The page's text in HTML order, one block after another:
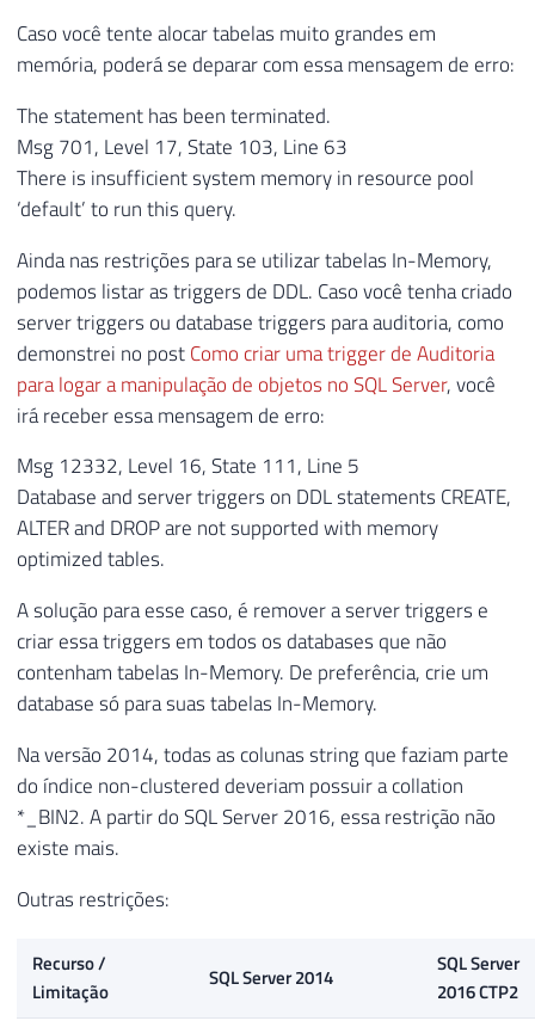
Caso você tente alocar tabelas muito grandes em
memória, poderá se deparar com essa mensagem de erro:
The statement has been terminated.
Msg 701, Level 17, State 103, Line 63
There is insufficient system memory in resource pool
‘default’ to run this query.
Ainda nas restrições para se utilizar tabelas In-Memory,
podemos listar as triggers de DDL. Caso você tenha criado
server triggers ou database triggers para auditoria, como
demonstrei no postComo criar uma trigger de Auditoria
para logar a manipulação de objetos no SQL Server, você
irá receber essa mensagem de erro:
Msg 12332, Level 16, State 111, Line 5
Database and server triggers on DDL statements CREATE,
ALTER and DROP are not supported with memory
optimized tables.
A solução para esse caso, é remover a server triggers e
criar essa triggers em todos os databases que não
contenham tabelas In-Memory. De preferência, crie um
database só para suas tabelas In-Memory.
Na versão 2014, todas as colunas string que faziam parte
do índice non-clustered deveriam possuir a collation
*_BIN2. A partir do SQL Server 2016, essa restrição não
existe mais.
Outras restrições:
Recurso /
Limitação
SQL Server 2014
SQL Server
2016 CTP2